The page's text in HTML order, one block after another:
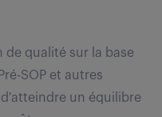
de qualité sur la base
SOP et autres
un équilibre